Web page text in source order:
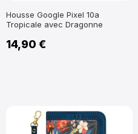
Housse Google Pixel 10a
Tropicale avec Dragonne
14,90 €